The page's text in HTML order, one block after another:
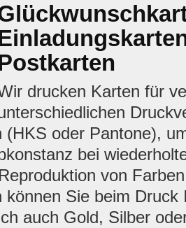
drucken Karten für
(HKS oder Pantone),
bei
von
können Sie beim Druck
auch Gold, Silber